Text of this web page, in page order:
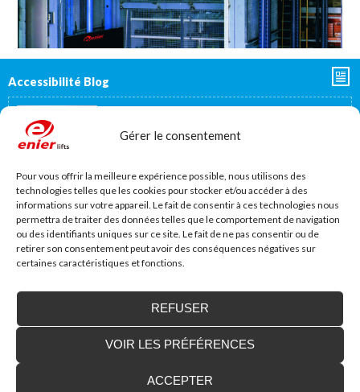
Gérer le consentement
Pour vous offrir la meilleure expérience possible, nous utilisons des
technologies telles que les cookies pour stocker et/ou accéder à des
informations sur votre appareil. Le fait de consentir à ces technologies nous
permettra de traiter des données telles que le comportement de navigation
ou des identifiants uniques sur ce site. Le fait de ne pas consentir ou de
retirer son consentement peut avoir des conséquences négatives sur
certaines caractéristiques et fonctions.
ACCEPTER
REFUSER
VOIR LES PRÉFÉRENCES
Accessibilité Blog
compris en France
Enier estará presente en Interlift, la feria líder
en el mundo
Del 13 al 16 de Octubre Enier estará presente en
Interlift (www.interlift.de), la feria...
La utilidad de las plataformas elevadoras industriales
En muchos centros industriales existen distintos niveles que deben
superarse para poder trasladar mercancías...
AUTRES NOUVELLES